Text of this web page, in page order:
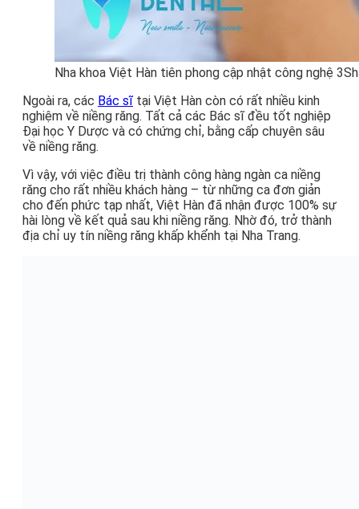
Nha khoa Việt Hàn tiên phong cập nhật công nghệ
Ngoài ra, các Bác sĩtại Việt Hàn còn có rất nhiều kinh
nghiệm về niềng răng. Tất cả các Bác sĩ đều tốt nghiệp
Đại học Y Dược và có chứng chỉ, bằng cấp chuyên sâu
về niềng răng.
Vì vậy, với việc điều trị thành công hàng ngàn ca niềng
răng cho rất nhiều khách hàng – từ những ca đơn giản
cho đến phức tạp nhất, Việt Hàn đã nhận được 100% sự
hài lòng về kết quả sau khi niềng răng. Nhờ đó, trở thành
địa chỉ uy tín niềng răng khấp khểnh tại Nha Trang.